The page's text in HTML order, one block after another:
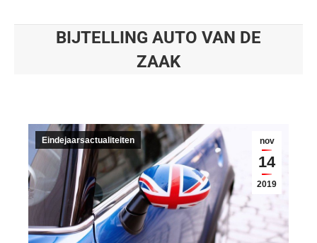
BIJTELLING AUTO VAN DE
ZAAK
nov
14
2019
Eindejaarsactualiteiten